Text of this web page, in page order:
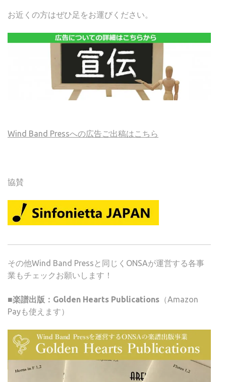
お近くの方はぜひ足をお運びください。
Wind Band Pressへの広告ご出稿はこちら
協賛
その他Wind Band Pressと同じくONSAが運営する各事
業もチェックお願いします！
■楽譜出版：Golden Hearts Publications （Amazon
Payも使えます）